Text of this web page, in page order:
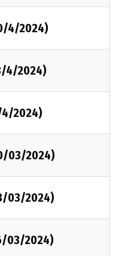
4/2024)
4/2024)
4/2024)
03/2024)
03/2024)
03/2024)